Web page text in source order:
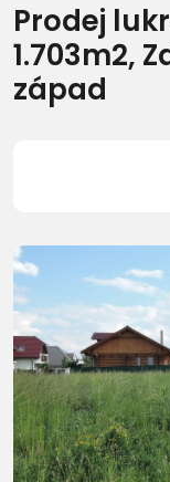
Prodej
1.703m2,
západ